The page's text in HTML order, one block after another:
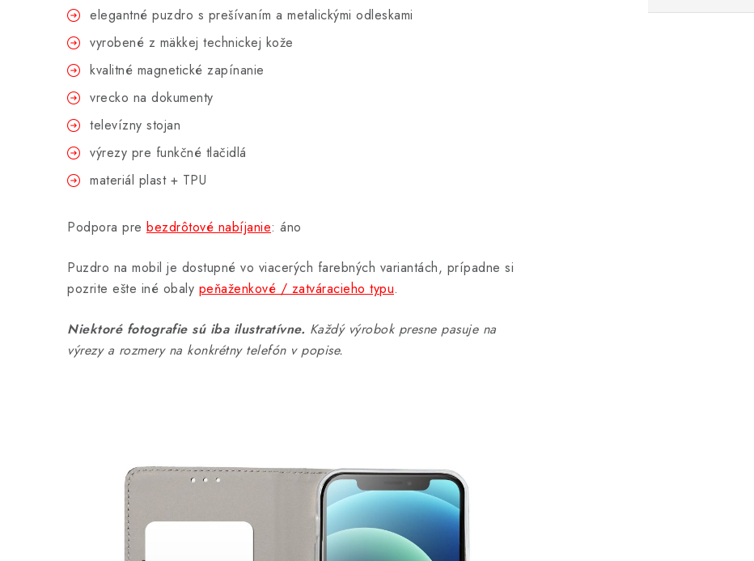
elegantné puzdro s prešívaním a metalickými odleskami
vyrobené z mäkkej technickej kože
kvalitné magnetické zapínanie
vrecko na dokumenty
televízny stojan
výrezy pre funkčné tlačidlá
materiál plast + TPU
Podpora pre bezdrôtové nabíjanie: áno
Puzdro na mobil je dostupné vo viacerých farebných variantách, prípadne si
pozrite ešte iné obaly peňaženkové / zatváracieho typu.
Niektoré fotografie sú iba ilustratívne. Každý výrobok presne pasuje na
výrezy a rozmery na konkrétny telefón v popise.